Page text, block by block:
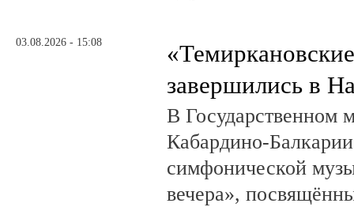
03.08.2026 - 15:08
завершились в
В Государственном
Кабардино-
симфонической
вечера»,